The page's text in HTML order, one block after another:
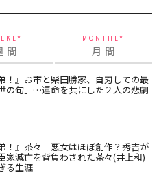
間
MONTHLY
月 間
！』お市と柴田勝家、自刃しての最
の句」…運命を共にした２人の悲劇
！』茶々＝悪女はほぼ創作？秀吉が
家滅亡を背負わされた茶々(井上和)
る生涯